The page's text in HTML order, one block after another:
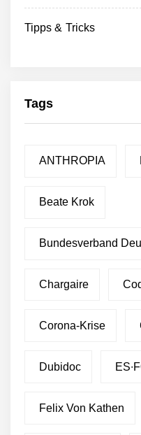
Tipps & Tricks
Tags
ANTHROPIA
Beate Krok
Bundesverband
Chargaire
Corona-Krise
Dubidoc
Felix Von Kathen